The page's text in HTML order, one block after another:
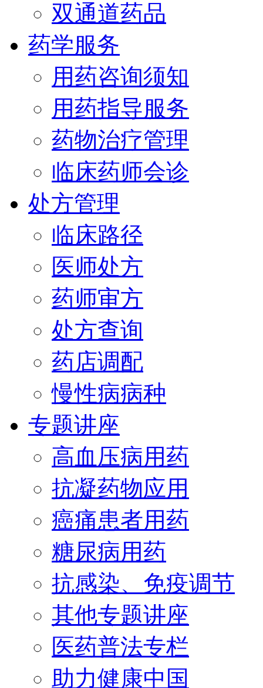
双通道药品
药学服务
用药咨询须知
用药指导服务
药物治疗管理
临床药师会诊
处方管理
临床路径
医师处方
药师审方
处方查询
药店调配
慢性病病种
专题讲座
高血压病用药
抗凝药物应用
癌痛患者用药
糖尿病用药
抗感染、免疫调节
其他专题讲座
医药普法专栏
助力健康中国